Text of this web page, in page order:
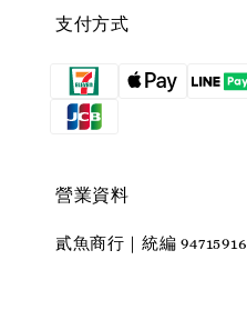
支付方式
營業資料
貳魚商行｜統編 94715916